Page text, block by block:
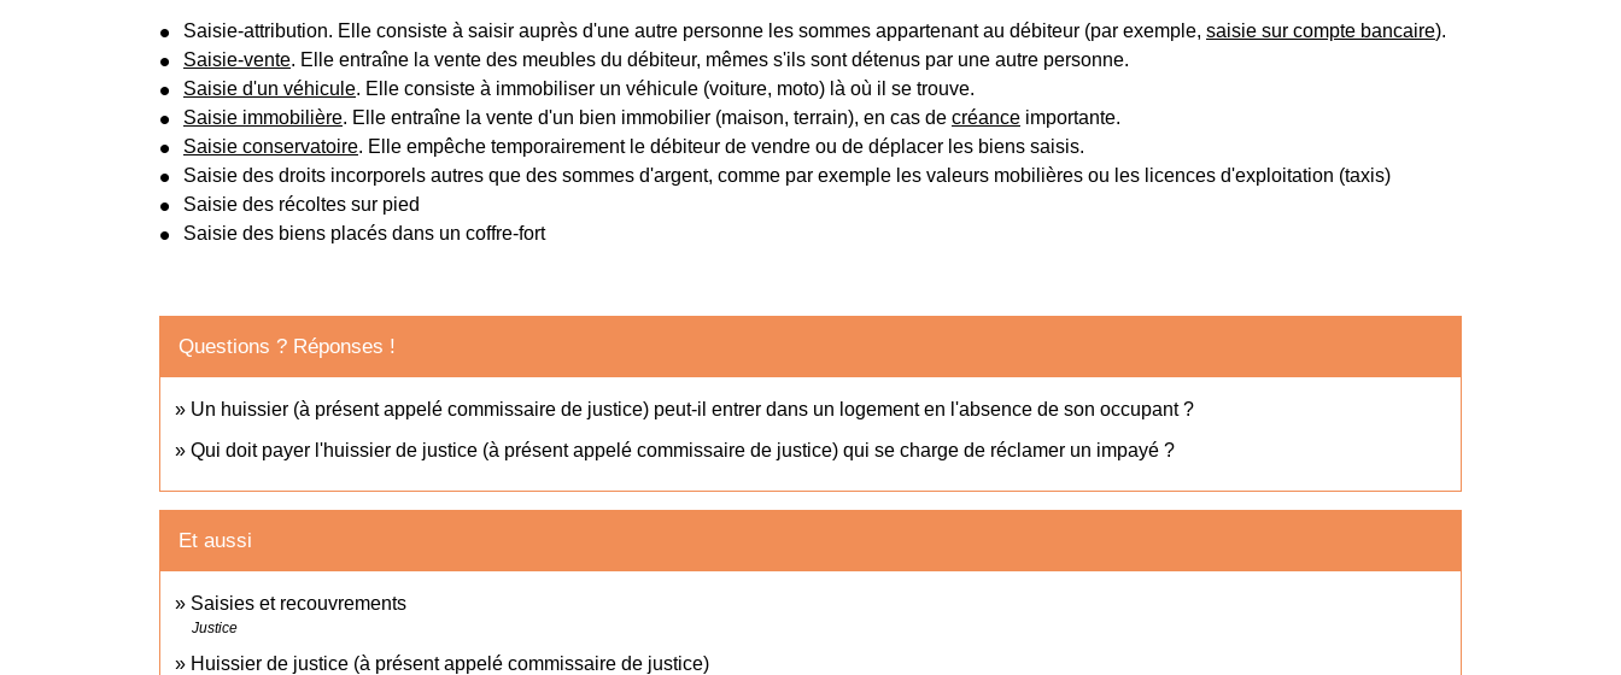
Saisie-attribution. Elle consiste à saisir auprès d'une autre personne les sommes appartenant au débiteur (par exemple, saisie sur compte bancaire).
Saisie-vente. Elle entraîne la vente des meubles du débiteur, mêmes s'ils sont détenus par une autre personne.
Saisie d'un véhicule. Elle consiste à immobiliser un véhicule (voiture, moto) là où il se trouve.
Saisie immobilière. Elle entraîne la vente d'un bien immobilier (maison, terrain), en cas de créance importante.
Saisie conservatoire. Elle empêche temporairement le débiteur de vendre ou de déplacer les biens saisis.
Saisie des droits incorporels autres que des sommes d'argent, comme par exemple les valeurs mobilières ou les licences d'exploitation (taxis)
Saisie des récoltes sur pied
Saisie des biens placés dans un coffre-fort
Questions ? Réponses !
Un huissier (à présent appelé commissaire de justice) peut-il entrer dans un logement en l'absence de son occupant ?
Qui doit payer l'huissier de justice (à présent appelé commissaire de justice) qui se charge de réclamer un impayé ?
Et aussi
Saisies et recouvrements
Justice
Huissier de justice (à présent appelé commissaire de justice)